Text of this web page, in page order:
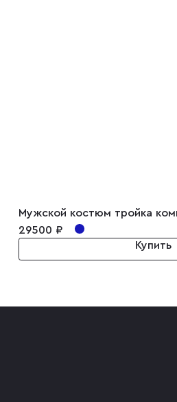
Мужской костюм тройка
29500 ₽
Купить